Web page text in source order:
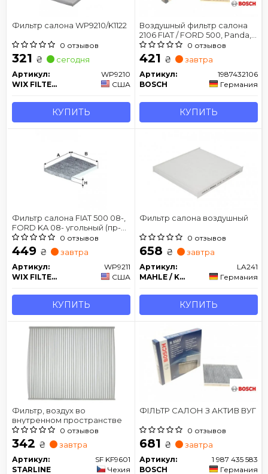
Фильтр салона WP9210/K1122
0 отзывов
321 ₴ сегодня
Артикул:
WP9210
WIX FILTERS
США
КУПИТЬ
Воздушный фильтр салона
2106 FIAT / FORD 500, Panda,
KA 0,9-1,4
0 отзывов
421 ₴ завтра
Артикул:
1987432106
BOSCH
Германия
КУПИТЬ
Фильтр салона FIAT 500 08-,
FORD KA 08- угольный (пр-
во WIX-FILTERS)0 отзывов
449 ₴ завтра
Артикул:
WP9211
WIX FILTERS
США
КУПИТЬ
Фильтр салона воздушный
0 отзывов
658 ₴ завтра
Артикул:
LA241
MAHLE / KNECHT
Германия
КУПИТЬ
Фильтр, воздух во
внутренном пространстве
0 отзывов
342 ₴ завтра
Артикул:
SF KF9601
STARLINE
Чехия
ФІЛЬТР САЛОН З АКТИВ ВУГ
0 отзывов
681 ₴ завтра
Артикул:
1 987 435 583
BOSCH
Германия